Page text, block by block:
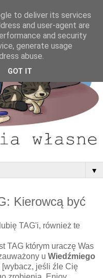
▼
Kierowcą być
TAG'i, również te
TAG którym uraczę Was
u Wiedźmiego
[wybacz, jeśli źle Cię
to deliver its services
and user-agent are
and security
generate usage
abuse.
GOT IT